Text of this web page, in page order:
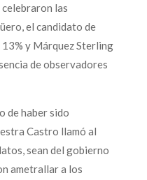
las
el candidato de
y Márquez Sterling
de observadores
de haber sido
Castro llamó al
sean del gobierno
ametrallar a los